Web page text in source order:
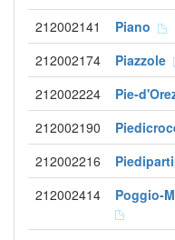
212002141 Piano
212002174 Piazzole
212002224 Pie-
212002190
212002216
212002414 Poggio-